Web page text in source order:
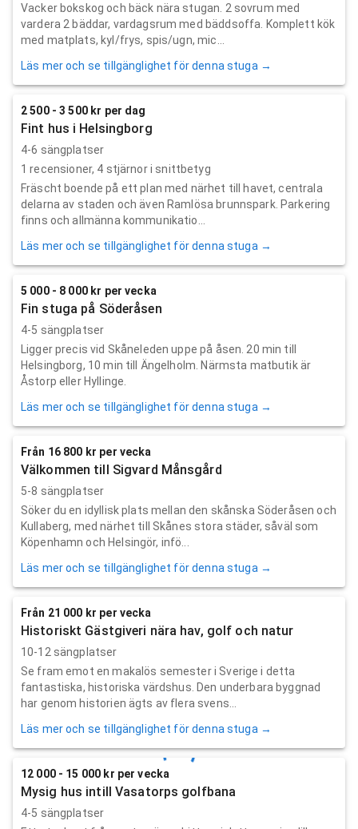
Vacker bokskog och bäck nära stugan. 2 sovrum med
vardera 2 bäddar, vardagsrum med bäddsoffa. Komplett kök
med matplats, kyl/frys, spis/ugn, mic...
Läs mer och se tillgänglighet för denna stuga →
2 500 - 3 500 kr per dag
Fint hus i Helsingborg
4-6 sängplatser
1 recensioner, 4 stjärnor i snittbetyg
Fräscht boende på ett plan med närhet till havet, centrala
delarna av staden och även Ramlösa brunnspark. Parkering
finns och allmänna kommunikatio...
Läs mer och se tillgänglighet för denna stuga →
5 000 - 8 000 kr per vecka
Fin stuga på Söderåsen
4-5 sängplatser
Ligger precis vid Skåneleden uppe på åsen. 20 min till
Helsingborg, 10 min till Ängelholm. Närmsta matbutik är
Åstorp eller Hyllinge.
Läs mer och se tillgänglighet för denna stuga →
Från 16 800 kr per vecka
Välkommen till Sigvard Månsgård
5-8 sängplatser
Söker du en idyllisk plats mellan den skånska Söderåsen och
Kullaberg, med närhet till Skånes stora städer, såväl som
Köpenhamn och Helsingör, infö...
Läs mer och se tillgänglighet för denna stuga →
Från 21 000 kr per vecka
Historiskt Gästgiveri nära hav, golf och natur
10-12 sängplatser
Se fram emot en makalös semester i Sverige i detta
fantastiska, historiska värdshus. Den underbara byggnad
har genom historien ägts av flera svens...
Läs mer och se tillgänglighet för denna stuga →
12 000 - 15 000 kr per vecka
Mysig hus intill Vasatorps golfbana
4-5 sängplatser